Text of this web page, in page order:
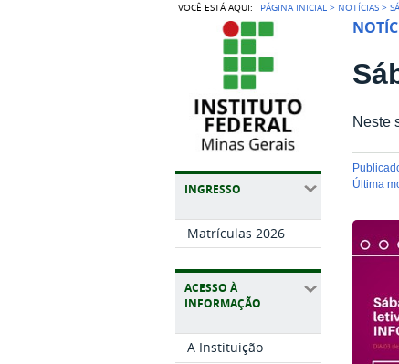
VOCÊ ESTÁ AQUI: PÁGINA INICIAL > NOTÍCIAS >
INGRESSO
Matrículas 2026
ACESSO À
INFORMAÇÃO
A Instituição
Neste
última